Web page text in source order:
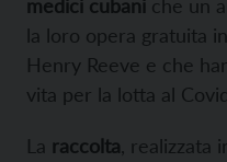
medici cubani che un
la loro opera gratuita
Henry Reeve e che
vita per la lotta al
La raccolta ,